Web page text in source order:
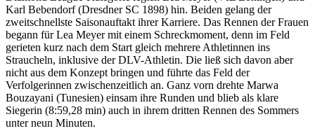
Karl Bebendorf (Dresdner SC 1898) hin. Beiden gelang der
zweitschnellste Saisonauftakt ihrer Karriere. Das Rennen der Frauen
begann für Lea Meyer mit einem Schreckmoment, denn im Feld
gerieten kurz nach dem Start gleich mehrere Athletinnen ins
Straucheln, inklusive der DLV-Athletin. Die ließ sich davon aber
nicht aus dem Konzept bringen und führte das Feld der
Verfolgerinnen zwischenzeitlich an. Ganz vorn drehte Marwa
Bouzayani (Tunesien) einsam ihre Runden und blieb als klare
Siegerin (8:59,28 min) auch in ihrem dritten Rennen des Sommers
unter neun Minuten.